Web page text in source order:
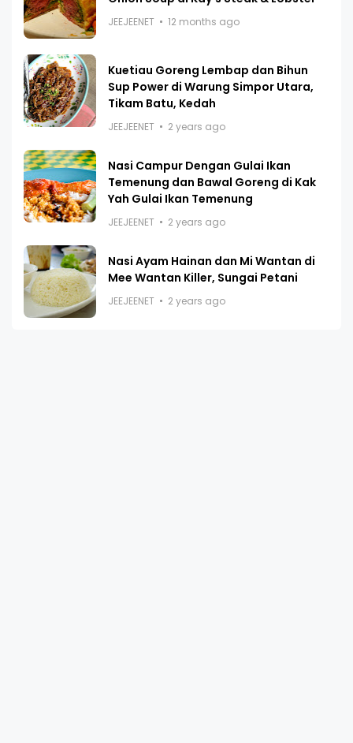
JEEJEENET 12 months ago
Kuetiau Goreng Lembap dan Bihun
Sup Power di Warung Simpor Utara,
Tikam Batu, Kedah
JEEJEENET 2 years ago
Nasi Campur Dengan Gulai Ikan
Temenung dan Bawal Goreng di Kak
Yah Gulai Ikan Temenung
JEEJEENET 2 years ago
Nasi Ayam Hainan dan Mi Wantan di
Mee Wantan Killer, Sungai Petani
JEEJEENET 2 years ago